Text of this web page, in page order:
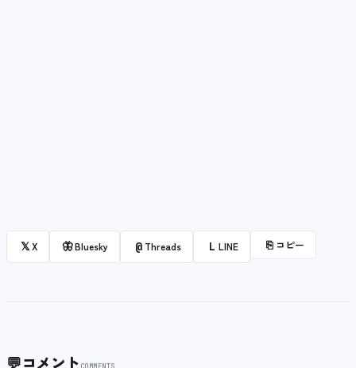
𝕏X 🦋Bluesky @ Threads L LINE ⎘ コピー
💬コメント